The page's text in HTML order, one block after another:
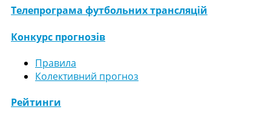
Телепрограма футбольних трансляцій
Конкурс прогнозів
Правила
Колективний прогноз
Рейтинги